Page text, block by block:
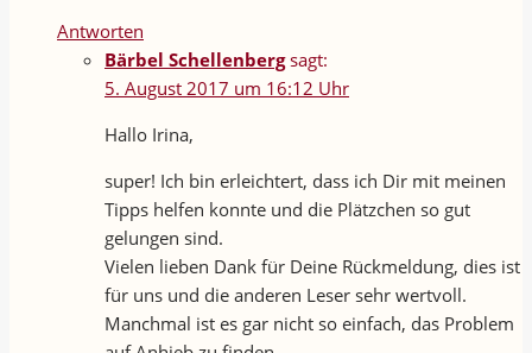
Antworten
Bärbel Schellenberg sagt:
5. August 2017 um 16:12 Uhr
Hallo Irina,
super! Ich bin erleichtert, dass ich Dir mit meinen
Tipps helfen konnte und die Plätzchen so gut
gelungen sind.
Vielen lieben Dank für Deine Rückmeldung, dies ist
für uns und die anderen Leser sehr wertvoll.
Manchmal ist es gar nicht so einfach, das Problem